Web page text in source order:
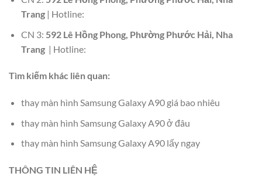
Trang| Hotline:
CN 3: 592 Lê Hồng Phong, Phường Phước Hải, Nha
Trang| Hotline:
Tìm kiếm khác liên quan:
thay màn hình Samsung Galaxy A90 giá bao nhiêu
thay màn hình Samsung Galaxy A90 ở đâu
thay màn hình Samsung Galaxy A90 lấy ngay
THÔNG TIN LIÊN HỆ